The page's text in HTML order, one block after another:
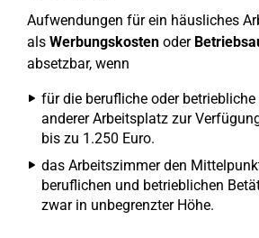
Aufwendungen für ein häusliches
als Werbungskosten oder
absetzbar, wenn
für die berufliche oder
anderer Arbeitsplatz zur
bis zu 1.250 Euro.
das Arbeitszimmer den
beruflichen und betrieblichen
zwar in unbegrenzter Höhe.